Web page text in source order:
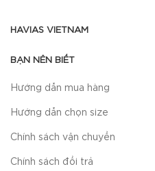
HAVIAS VIETNAM
BẠN NÊN BIẾT
Hướng dẫn mua hàng
Hướng dẫn chọn size
Chính sách vận chuyển
Chính sách đổi trả